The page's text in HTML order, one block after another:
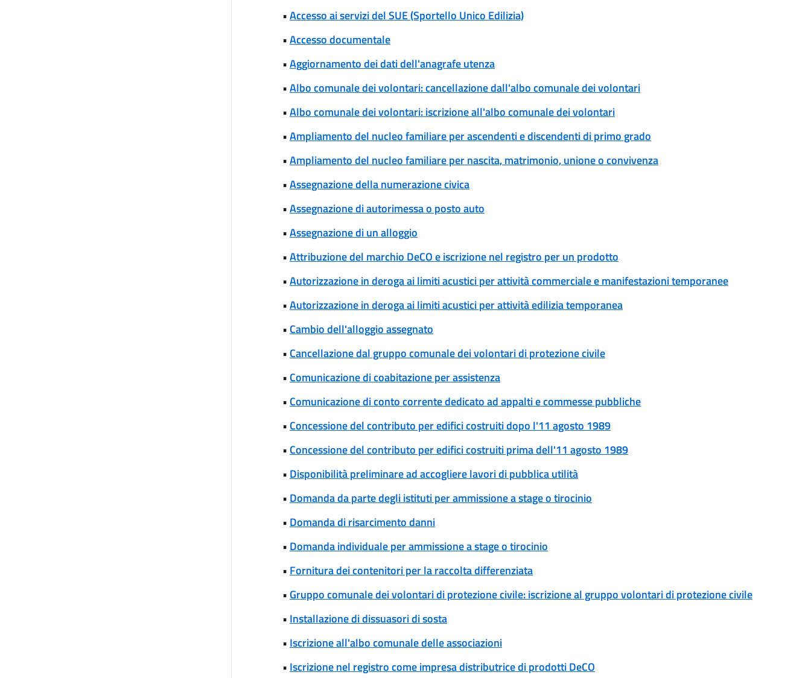
•Accesso ai servizi del SUE (Sportello Unico Edilizia)
•Accesso documentale
•Aggiornamento dei dati dell'anagrafe utenza
•Albo comunale dei volontari: cancellazione dall'albo comunale dei volontari
•Albo comunale dei volontari: iscrizione all'albo comunale dei volontari
•Ampliamento del nucleo familiare per ascendenti e discendenti di primo grado
•Ampliamento del nucleo familiare per nascita, matrimonio, unione o convivenza
•Assegnazione della numerazione civica
•Assegnazione di autorimessa o posto auto
•Assegnazione di un alloggio
•Attribuzione del marchio DeCO e iscrizione nel registro per un prodotto
•Autorizzazione in deroga ai limiti acustici per attività commerciale e manifestazioni temporanee
•Autorizzazione in deroga ai limiti acustici per attività edilizia temporanea
• Cambio dell'alloggio assegnato
• Cancellazione dal gruppo comunale dei volontari di protezione civile
• Comunicazione di coabitazione per assistenza
• Comunicazione di conto corrente dedicato ad appalti e commesse pubbliche
• Concessione del contributo per edifici costruiti dopo l'11 agosto 1989
• Concessione del contributo per edifici costruiti prima dell'11 agosto 1989
• Disponibilità preliminare ad accogliere lavori di pubblica utilità
• Domanda da parte degli istituti per ammissione a stage o tirocinio
• Domanda di risarcimento danni
• Domanda individuale per ammissione a stage o tirocinio
• Fornitura dei contenitori per la raccolta differenziata
• Gruppo comunale dei volontari di protezione civile: iscrizione al gruppo volontari di protezione civile
• Installazione di dissuasori di sosta
• Iscrizione all'albo comunale delle associazioni
• Iscrizione nel registro come impresa distributrice di prodotti DeCO